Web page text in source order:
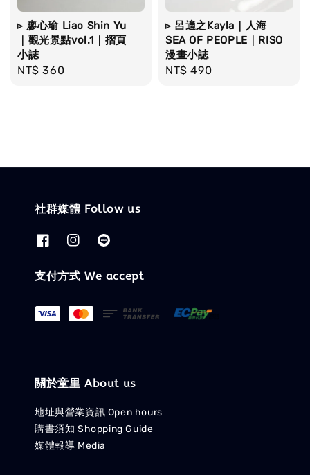
▹ 廖心瑜 Liao Shin Yu
｜觀光景點vol.1｜摺頁
小誌
Regular
NT$ 360
▹ 呂適之Kayla｜人海
SEA OF PEOPLE｜RISO
漫畫小誌
Regular
NT$ 490
社群媒體 Follow us
支付方式 We accept
關於童里 About us
地址與營業資訊 Open hours
購書須知 Shopping Guide
媒體報導 Media